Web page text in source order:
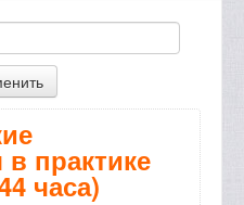
практике
часа)